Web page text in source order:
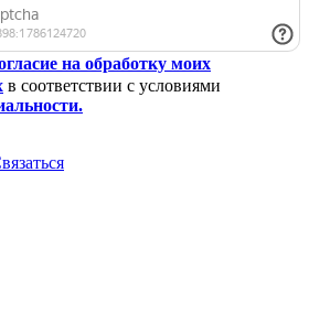
на обработку моих
в соответствии с условиями